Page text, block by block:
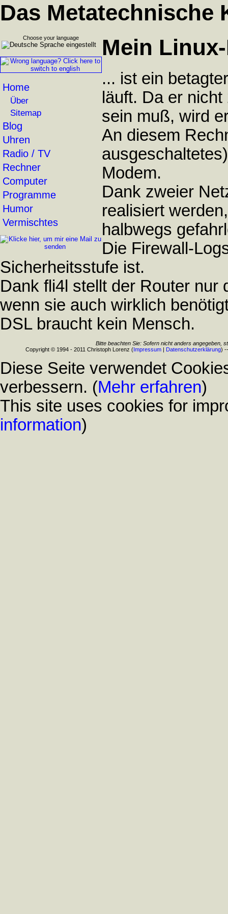
Das Metatechnische
Choose your language
Home
Über
Sitemap
Blog
Uhren
Radio / TV
Rechner
Computer
Programme
Humor
Vermischtes
Mein
... ist ein
läuft. Da er
sein muß, wird
An diesem
Modem.
Dank zweier
realisiert
halbwegs
Die Firewall-
Sicherheitsstufe ist.
Dank fli4l stellt der Router nur
wenn sie auch wirklich
DSL braucht kein Mensch.
Bitte beachten Sie: Sofern nicht anders angegeben,
Copyright © 1994 - 2011 Christoph Lorenz (Impressum| Datenschutzerklärung)
Diese Seite verwendet
verbessern. (Mehr erfahren)
This site uses cookies for
information)